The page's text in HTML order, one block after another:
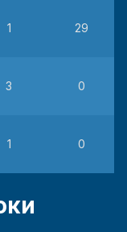
1 29
3 0
1 0